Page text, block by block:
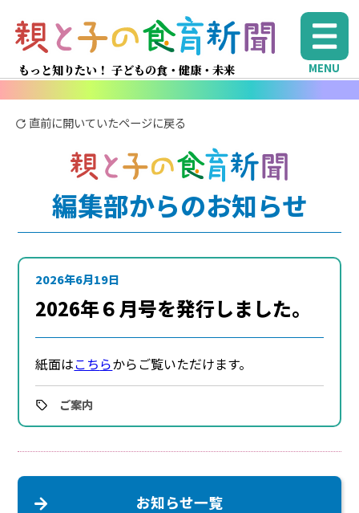
もっと知りたい！ 子どもの食・健康・未来 MENU
直前に開いていたページに戻る
編集部からのお知らせ
2026年6月19日
2026年６月号を発行しました。
紙面はこちらからご覧いただけます。
ご案内
お知らせ一覧